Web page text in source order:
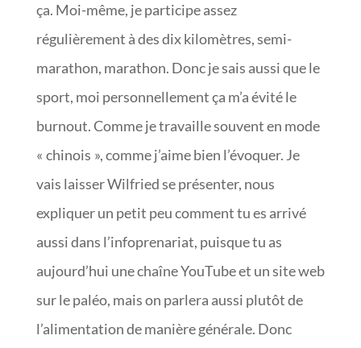
ça. Moi-même, je participe assez
régulièrement à des dix kilomètres, semi-
marathon, marathon. Donc je sais aussi que le
sport, moi personnellement ça m’a évité le
burnout. Comme je travaille souvent en mode
« chinois », comme j’aime bien l’évoquer. Je
vais laisser Wilfried se présenter, nous
expliquer un petit peu comment tu es arrivé
aussi dans l’infoprenariat, puisque tu as
aujourd’hui une chaîne YouTube et un site web
sur le paléo, mais on parlera aussi plutôt de
l’alimentation de manière générale. Donc